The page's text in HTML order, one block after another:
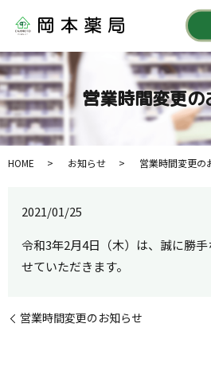
営業時間変更の
HOME お知らせ 営業時間変更の
2021/01/25
令和3年2月4日（木）は、誠に勝
せていただきます。
営業時間変更のお知らせ